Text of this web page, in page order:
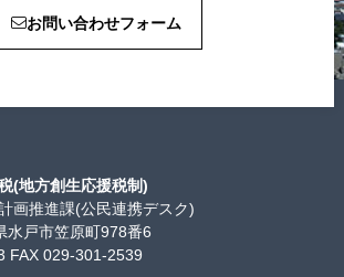
お問い合わせフォーム
(地方創生応援税制)
画推進課(公民連携デスク)
水戸市笠原町978番6
FAX 029-301-2539